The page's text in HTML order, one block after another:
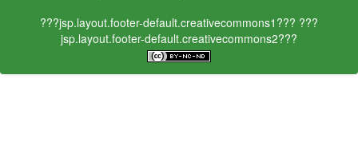
???jsp.layout.footer-default.creativecommons1??? ???
jsp.layout.footer-default.creativecommons2???